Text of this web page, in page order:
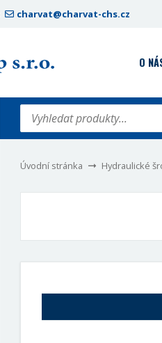
charvat@charvat-chs.cz
O
Úvodní stránka Hydraulické